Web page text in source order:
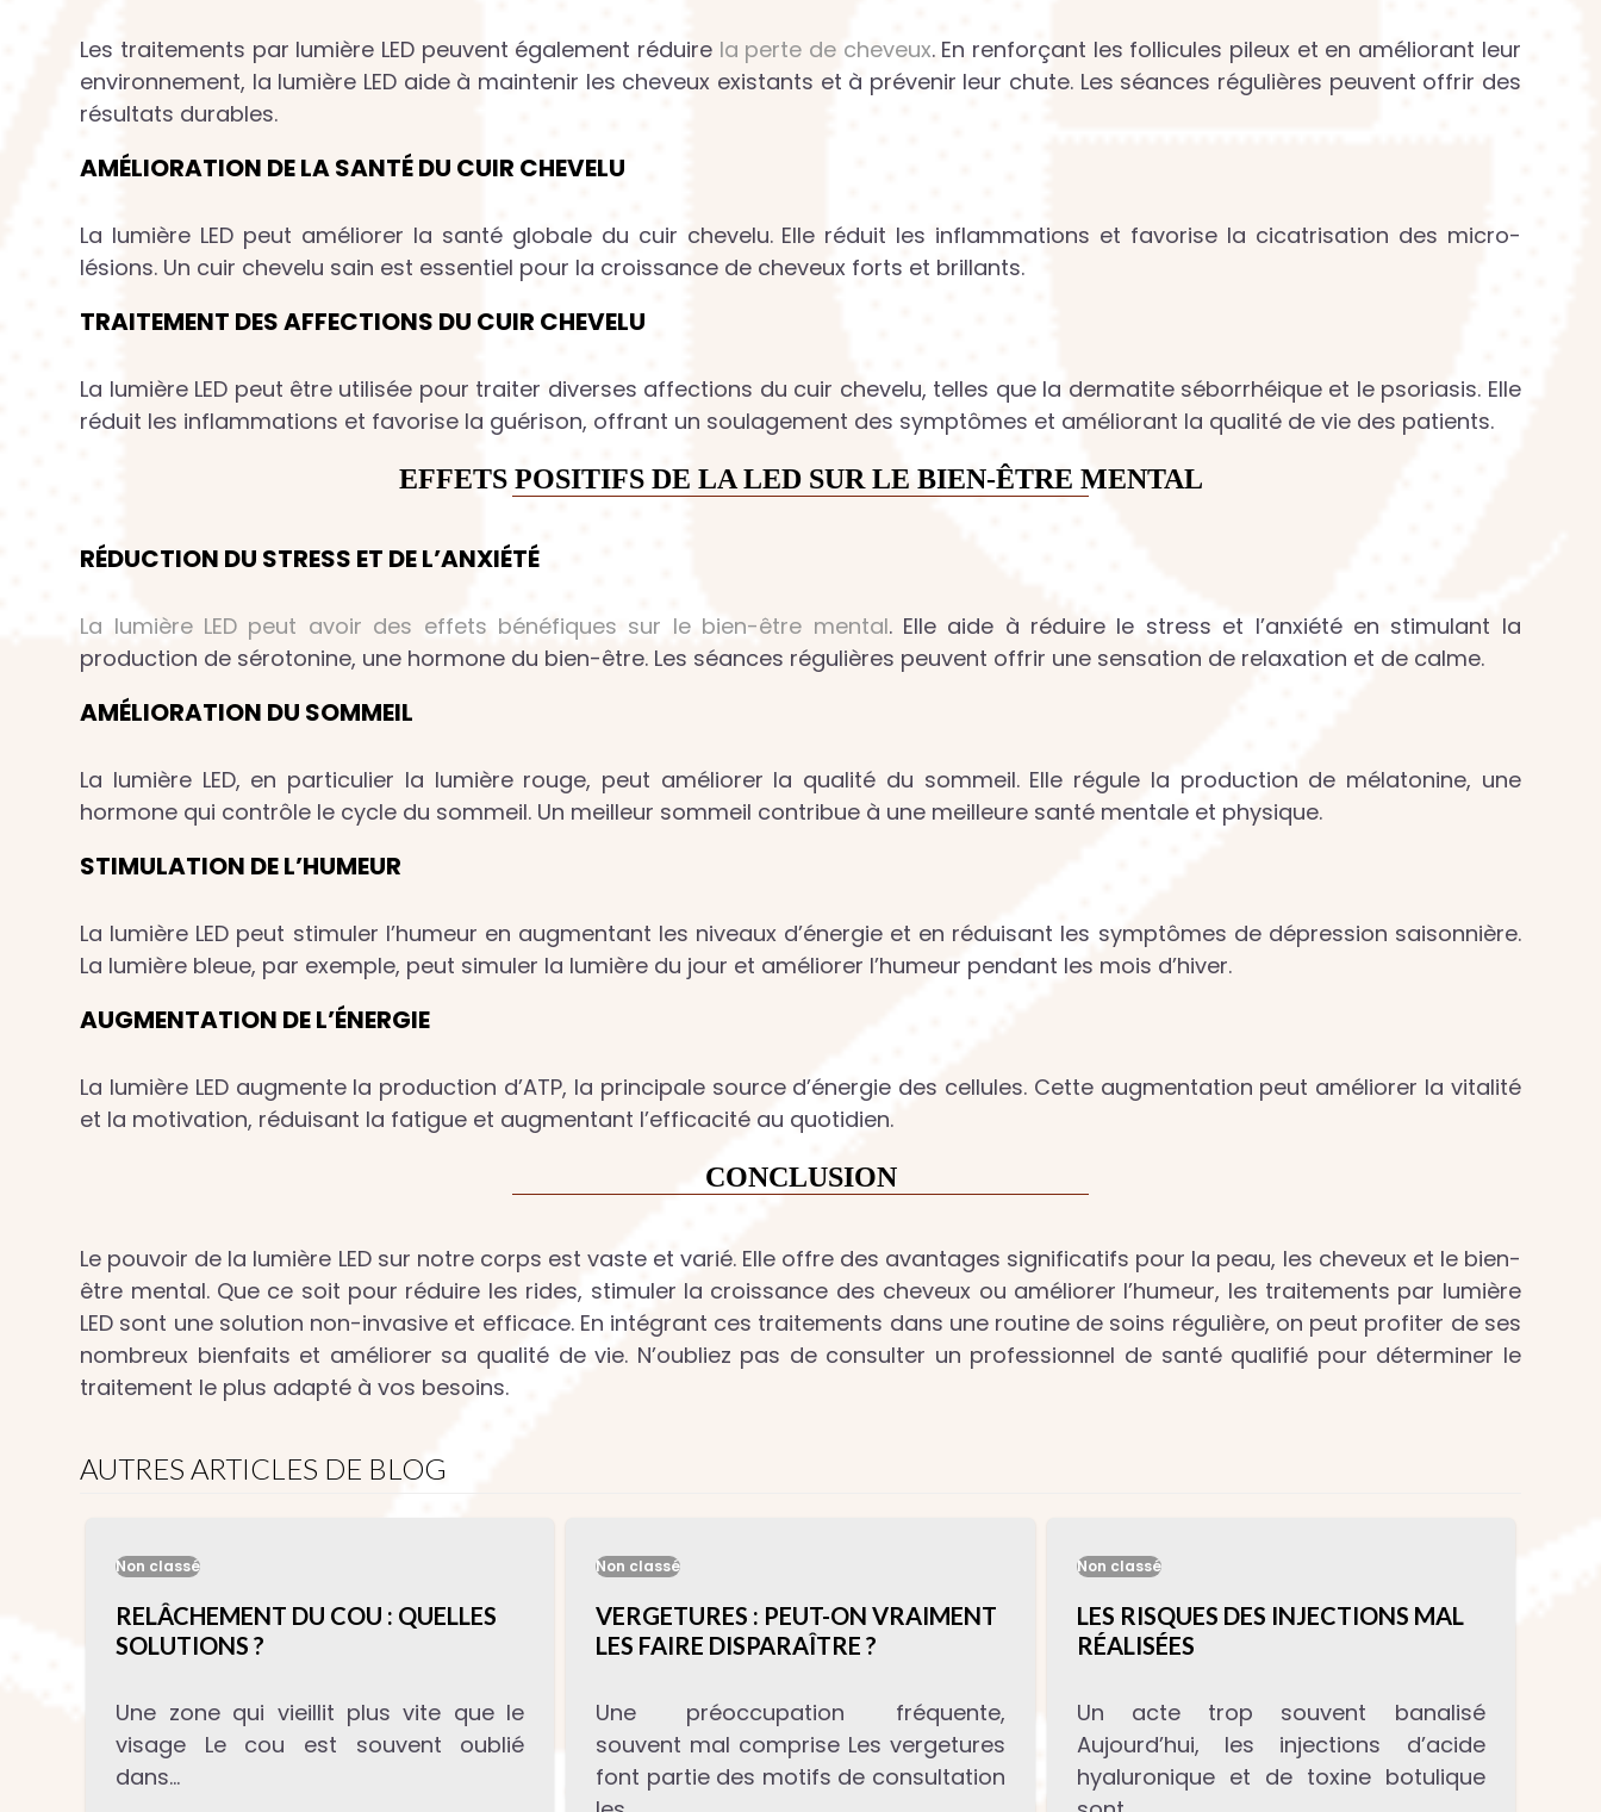
Les traitements par lumière LED peuvent également réduire la perte de cheveux. En renforçant les follicules pileux et en améliorant leur
environnement, la lumière LED aide à maintenir les cheveux existants et à prévenir leur chute. Les séances régulières peuvent offrir des
résultats durables.
AMÉLIORATION DE LA SANTÉ DU CUIR CHEVELU
La lumière LED peut améliorer la santé globale du cuir chevelu. Elle réduit les inflammations et favorise la cicatrisation des micro-
lésions. Un cuir chevelu sain est essentiel pour la croissance de cheveux forts et brillants.
TRAITEMENT DES AFFECTIONS DU CUIR CHEVELU
La lumière LED peut être utilisée pour traiter diverses affections du cuir chevelu, telles que la dermatite séborrhéique et le psoriasis. Elle
réduit les inflammations et favorise la guérison, offrant un soulagement des symptômes et améliorant la qualité de vie des patients.
EFFETS POSITIFS DE LA LED SUR LE BIEN-ÊTRE MENTAL
RÉDUCTION DU STRESS ET DE L’ANXIÉTÉ
La lumière LED peut avoir des effets bénéfiques sur le bien-être mental. Elle aide à réduire le stress et l’anxiété en stimulant la
production de sérotonine, une hormone du bien-être. Les séances régulières peuvent offrir une sensation de relaxation et de calme.
AMÉLIORATION DU SOMMEIL
La lumière LED, en particulier la lumière rouge, peut améliorer la qualité du sommeil. Elle régule la production de mélatonine, une
hormone qui contrôle le cycle du sommeil. Un meilleur sommeil contribue à une meilleure santé mentale et physique.
STIMULATION DE L’HUMEUR
La lumière LED peut stimuler l’humeur en augmentant les niveaux d’énergie et en réduisant les symptômes de dépression saisonnière.
La lumière bleue, par exemple, peut simuler la lumière du jour et améliorer l’humeur pendant les mois d’hiver.
AUGMENTATION DE L’ÉNERGIE
La lumière LED augmente la production d’ATP, la principale source d’énergie des cellules. Cette augmentation peut améliorer la vitalité
et la motivation, réduisant la fatigue et augmentant l’efficacité au quotidien.
CONCLUSION
Le pouvoir de la lumière LED sur notre corps est vaste et varié. Elle offre des avantages significatifs pour la peau, les cheveux et le bien-
être mental. Que ce soit pour réduire les rides, stimuler la croissance des cheveux ou améliorer l’humeur, les traitements par lumière
LED sont une solution non-invasive et efficace. En intégrant ces traitements dans une routine de soins régulière, on peut profiter de ses
nombreux bienfaits et améliorer sa qualité de vie. N’oubliez pas de consulter un professionnel de santé qualifié pour déterminer le
traitement le plus adapté à vos besoins.
AUTRES ARTICLES DE BLOG
Non classé
RELÂCHEMENT DU COU : QUELLES
SOLUTIONS ?
Une zone qui vieillit plus vite que le
visage Le cou est souvent oublié
dans…
Non classé
VERGETURES : PEUT-ON VRAIMENT
LES FAIRE DISPARAÎTRE ?
Une préoccupation fréquente,
souvent mal comprise Les vergetures
font partie des motifs de consultation
Non classé
LES RISQUES DES INJECTIONS MAL
RÉALISÉES
Un acte trop souvent banalisé
Aujourd’hui, les injections d’acide
hyaluronique et de toxine botulique